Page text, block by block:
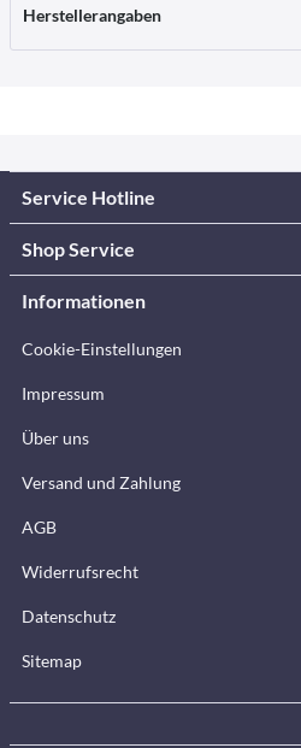
Herstellerangaben
Service Hotline
Shop Service
Informationen
Cookie-Einstellungen
Impressum
Über uns
Versand und Zahlung
AGB
Widerrufsrecht
Datenschutz
Sitemap